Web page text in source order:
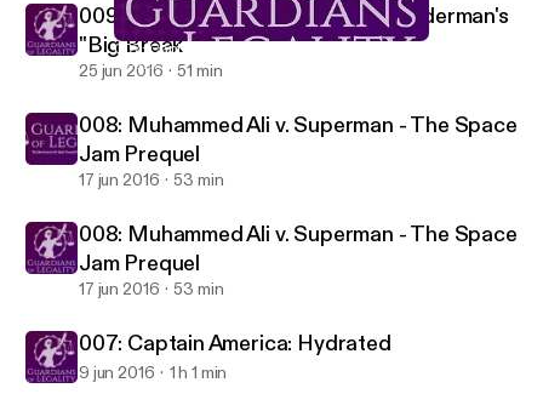
007: Captain America: Hydrated
Guardians of Legality
009: The Death of Gwen Stacy: Spiderman's
"Big Break"
25 jun 2016 51 min
008: Muhammed Ali v. Superman - The Space
Jam Prequel
17 jun 2016 53 min
008: Muhammed Ali v. Superman - The Space
Jam Prequel
17 jun 2016 53 min
007: Captain America: Hydrated
9 jun 2016 1 h 1 min